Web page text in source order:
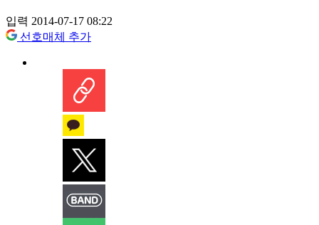
입력 2014-07-17 08:22
선호매체 추가